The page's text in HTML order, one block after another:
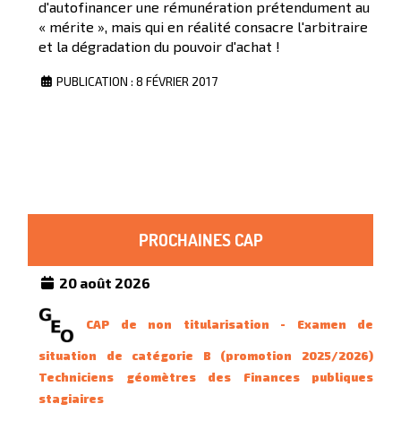
d'autofinancer une rémunération prétendument au
« mérite », mais qui en réalité consacre l'arbitraire
et la dégradation du pouvoir d'achat !
PUBLICATION : 8 FÉVRIER 2017
PROCHAINES CAP
20 août 2026
CAP de non titularisation - Examen de
situation de catégorie B (promotion 2025/2026)
Techniciens géomètres des Finances publiques
stagiaires